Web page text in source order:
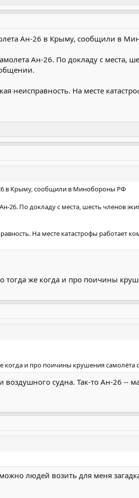
Ан-26 в Крыму, сообщили в
Ан-26. По докладу с места,
неисправность. На месте
26 в Крыму, сообщили в Минобороны РФ
26. По докладу с места, шесть членов
На месте катастрофы работает
же когда и про поичины
и про поичины крушения самолёта
судна. Так-то Ан-26 --
людей возить для меня